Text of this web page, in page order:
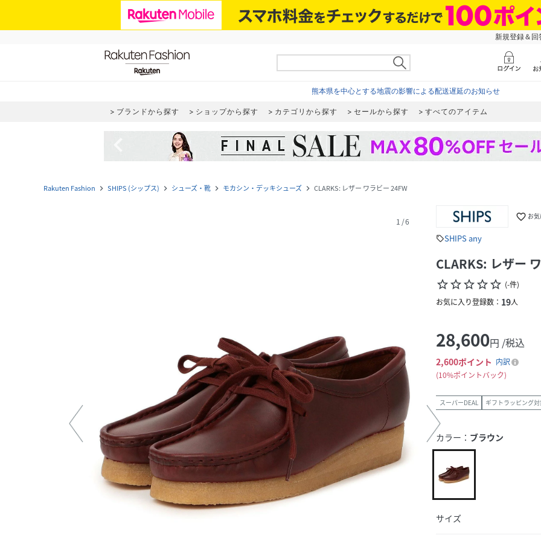
新規登録＆
熊本県を中心とする地震の影響による配送遅延のお知らせ
ブランドから探す ショップから探す カテゴリから探す セールから探す すべてのアイテム
Rakuten Fashion navigate_next SHIPS (シップス) navigate_next シューズ・靴 navigate_next モカシン・デッキシューズ navigate_next CLARKS: レザー ワラビー 24FW
1 /6 favorite_border お
sellSHIPS any
CLARKS: レザー
star_borderstar_borderstar_borderstar_borderstar_border (-件)
お気に入り登録数： 19人
28,600円 /税込
2,600ポイント 内訳
10%ポイントバック
スーパーDEAL ギフトラッピング
カラー： ブラウン
サイズ